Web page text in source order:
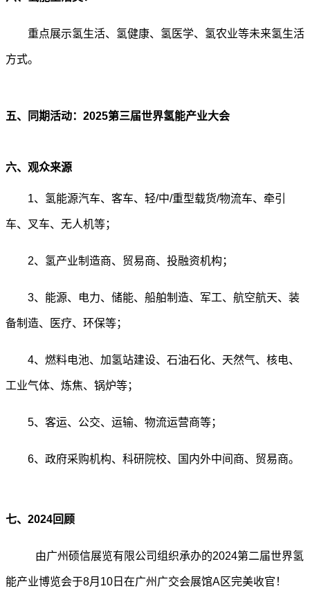
重点展示氢生活、氢健康、氢医学、氢农业等未来氢生活
方式。
五、同期活动：2025第三届世界氢能产业大会
六、观众来源
1、氢能源汽车、客车、轻/中/重型载货/物流车、牵引
车、叉车、无人机等；
2、氢产业制造商、贸易商、投融资机构；
3、能源、电力、储能、船舶制造、军工、航空航天、装
备制造、医疗、环保等；
4、燃料电池、加氢站建设、石油石化、天然气、核电、
工业气体、炼焦、锅炉等；
5、客运、公交、运输、物流运营商等；
6、政府采购机构、科研院校、国内外中间商、贸易商。
七、2024回顾
由广州硕信展览有限公司组织承办的2024第二届世界氢
能产业博览会于8月10日在广州广交会展馆A区完美收官！